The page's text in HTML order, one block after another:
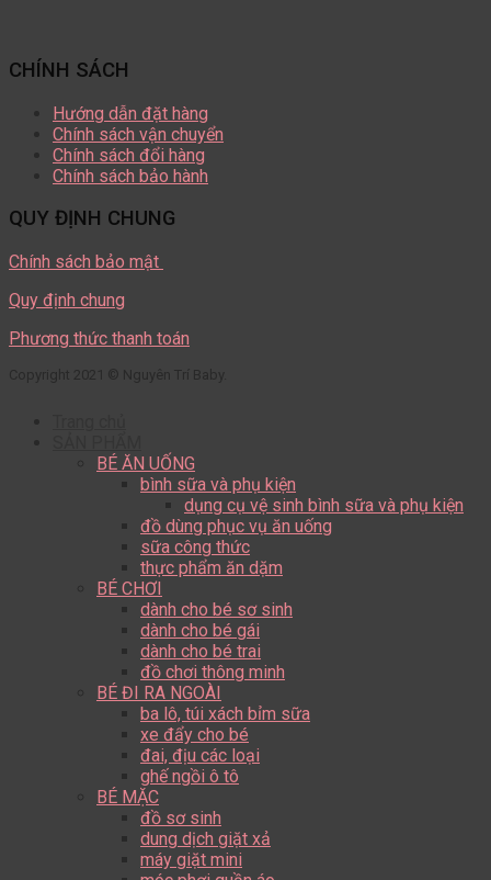
CHÍNH SÁCH
Hướng dẫn đặt hàng
Chính sách vận chuyển
Chính sách đổi hàng
Chính sách bảo hành
QUY ĐỊNH CHUNG
Chính sách bảo mật
Quy định chung
Phương thức thanh toán
Copyright 2021 © Nguyên Trí Baby.
BÉ ĂN UỐNG
bình sữa và phụ kiện
dụng cụ vệ sinh bình sữa và phụ kiện
đồ dùng phục vụ ăn uống
sữa công thức
thực phẩm ăn dặm
BÉ CHƠI
dành cho bé sơ sinh
dành cho bé gái
dành cho bé trai
đồ chơi thông minh
BÉ ĐI RA NGOÀI
ba lô, túi xách bỉm sữa
xe đẩy cho bé
đai, địu các loại
ghế ngồi ô tô
BÉ MẶC
đồ sơ sinh
dung dịch giặt xả
máy giặt mini